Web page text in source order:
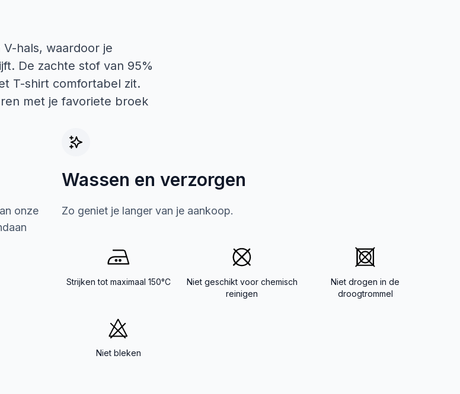
hals, waardoor je
De zachte stof van 95%
T-shirt comfortabel zit.
met je favoriete broek
onze
Wassen en verzorgen
Zo geniet je langer van je aankoop.
Strijken tot maximaal 150°C
Niet geschikt voor chemisch
reinigen
Niet drogen in de
droogtrommel
Niet bleken